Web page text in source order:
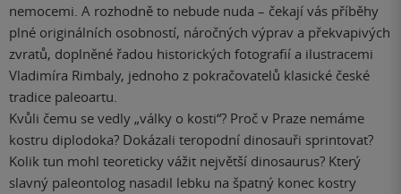
nemocemi. A rozhodně to nebude nuda – čekají vás příběhy
plné originálních osobností, náročných výprav a překvapivých
zvratů, doplněné řadou historických fotografií a ilustracemi
Vladimíra Rimbaly, jednoho z pokračovatelů klasické české
tradice paleoartu.
Kvůli čemu se vedly „války o kosti“? Proč v Praze nemáme
kostru diplodoka? Dokázali teropodní dinosauři sprintovat?
Kolik tun mohl teoreticky vážit největší dinosaurus? Který
slavný paleontolog nasadil lebku na špatný konec kostry